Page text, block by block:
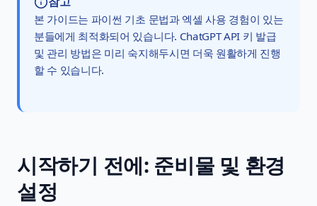
본 가이드는 파이썬 기초 문법과 엑셀 사용 경험이 있는
분들에게 최적화되어 있습니다. ChatGPT API 키 발급
및 관리 방법은 미리 숙지해두시면 더욱 원활하게 진행
할 수 있습니다.
시작하기 전에: 준비물 및 환경
설정